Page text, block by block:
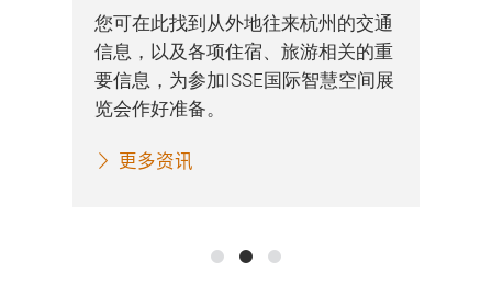
您可在此找到从外地往来杭州的交通
信息，以及各项住宿、旅游相关的重
要信息，为参加ISSE国际智慧空间展
览会作好准备。
更多资讯